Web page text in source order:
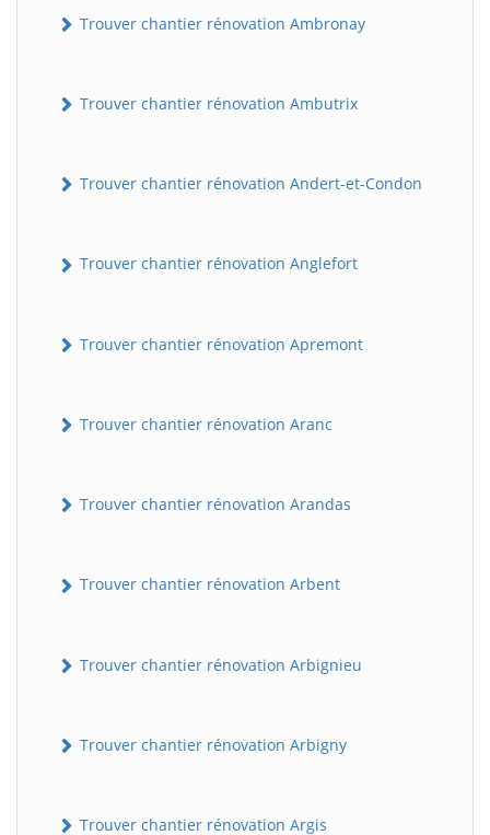
Trouver chantier rénovation Ambronay
Trouver chantier rénovation Ambutrix
Trouver chantier rénovation Andert-et-Condon
Trouver chantier rénovation Anglefort
Trouver chantier rénovation Apremont
Trouver chantier rénovation Aranc
Trouver chantier rénovation Arandas
Trouver chantier rénovation Arbent
Trouver chantier rénovation Arbignieu
Trouver chantier rénovation Arbigny
Trouver chantier rénovation Argis